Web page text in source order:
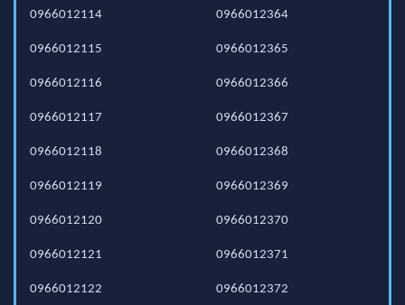
0966012114
0966012115
0966012116
0966012117
0966012118
0966012119
0966012120
0966012121
0966012122
0966012364
0966012365
0966012366
0966012367
0966012368
0966012369
0966012370
0966012371
0966012372